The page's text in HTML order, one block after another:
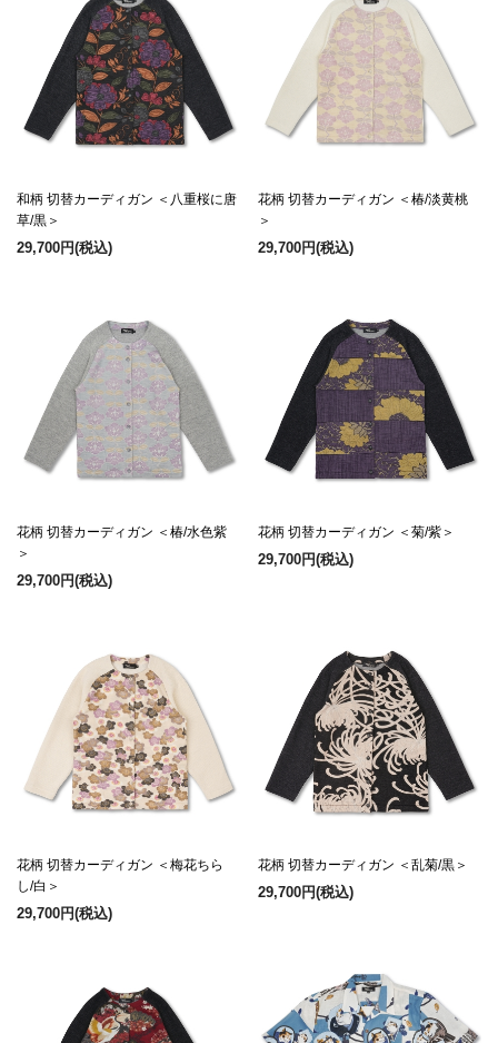
和柄 切替カーディガン ＜八重桜に唐
草/黒＞
29,700円(税込)
花柄 切替カーディガン ＜椿/淡黄桃
＞
29,700円(税込)
花柄 切替カーディガン ＜椿/水色紫
＞
29,700円(税込)
花柄 切替カーディガン ＜菊/紫＞
29,700円(税込)
花柄 切替カーディガン ＜梅花ちら
し/白＞
29,700円(税込)
花柄 切替カーディガン ＜乱菊/黒＞
29,700円(税込)